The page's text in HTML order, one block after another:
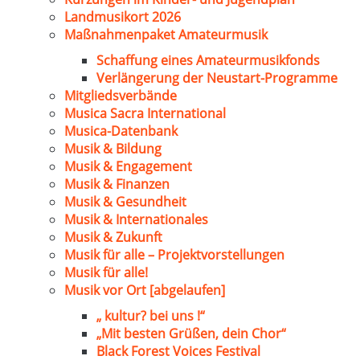
Landmusikort 2026
Maßnahmenpaket Amateurmusik
Schaffung eines Amateurmusikfonds
Verlängerung der Neustart-Programme
Mitgliedsverbände
Musica Sacra International
Musica-Datenbank
Musik & Bildung
Musik & Engagement
Musik & Finanzen
Musik & Gesundheit
Musik & Internationales
Musik & Zukunft
Musik für alle – Projektvorstellungen
Musik für alle!
Musik vor Ort [abgelaufen]
„ kultur? bei uns !“
„Mit besten Grüßen, dein Chor“
Black Forest Voices Festival